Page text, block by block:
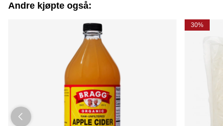
Andre kjøpte også:
30%